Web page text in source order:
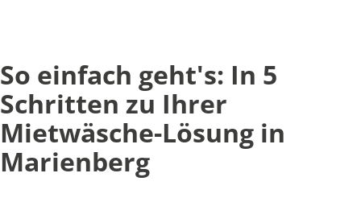
So einfach geht's: In 5
Schritten zu Ihrer
Mietwäsche-Lösung in
Marienberg